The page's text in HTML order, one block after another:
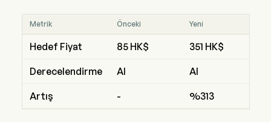
Metrik Önceki Yeni
Hedef Fiyat 85 HK$ 351 HK$
Derecelendirme Al Al
Artış - %313